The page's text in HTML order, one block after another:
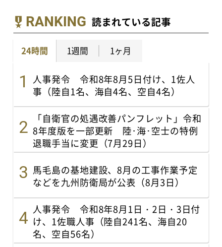
RANKING 読まれている記事
24時間 1週間 1ヶ月
人事発令 令和8年8月5日付け、1佐人
事（陸自1名、海自4名、空自4名）
「自衛官の処遇改善パンフレット」令和
8年度版を一部更新 陸･海･空士の特例
退職手当に変更（7月29日）
馬毛島の基地建設、8月の工事作業予定
などを九州防衛局が公表（8月3日）
人事発令 令和8年8月1日・2日・3日付
け、1佐職人事（陸自241名、海自20
名、空自56名）